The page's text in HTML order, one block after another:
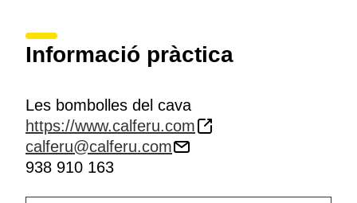
Informació pràctica
Les bombolles del cava
https://www.calferu.com
calferu@calferu.com
938 910 163